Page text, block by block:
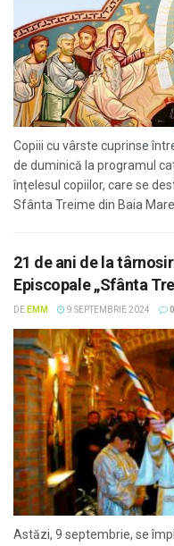
Copiii cu vârste cuprinse
de duminică la programul
înțelesul copiilor, care se
Sfânta Treime din Baia Mare.
21 de ani de la
Episcopale „Sfânta
DE EMM 9 SEPTEMBRIE 2024 0
Astăzi, 9 septembrie, se